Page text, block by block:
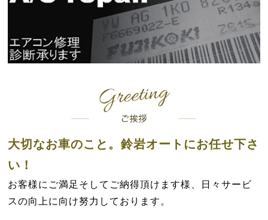
大切なお車のこと。鈴岩オートにお任せ下さ
い！
お客様にご満足そしてご納得頂けます様、日々サービ
スの向上に向け努力しております。